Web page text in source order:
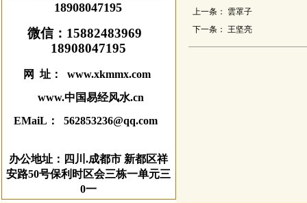
18908047195
微信： 15882483969
18908047195
网 址： www.xkmmx.com
www.中国易经风水.cn
EMaiL： 562853236@qq.com
办公地址：四川.成都市 新都区祥
安路50号保利时区会三栋一单元三
0一
上一条：
雲罩子
下一条： 王坚亮